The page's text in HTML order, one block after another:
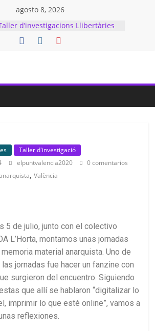
agosto 8, 2026
d’investigacions Llibertàries
al Cabanyal
18 de juny: Nova sessió del Grup
d’El Punt visita la Biblioteca
Taller d'investigació
elpuntvalencia2020
0 comentarios
,València
5 de julio, junto con el colectivo
L’Horta, montamos unas jornadas
material anarquista. Uno de
jornadas fue hacer un fanzine con
surgieron del encuentro. Siguiendo
que allí se hablaron “digitalizar lo
imprimir lo que esté online”, vamos a
reflexiones.